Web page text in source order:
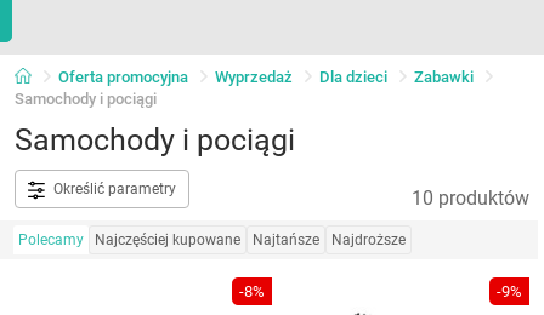
Oferta promocyjna Wyprzedaż Dla dzieci
Zabawki
Samochody i pociągi
Samochody i pociągi
Określić parametry 10 produktów
Polecamy Najczęściej kupowane Najtańsze Najdroższe
-8% -9%